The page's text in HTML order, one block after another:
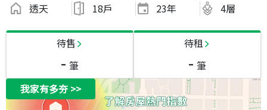
透天 18戶 23年 4層
待售
- 筆
待租
- 筆
我家有多夯>>